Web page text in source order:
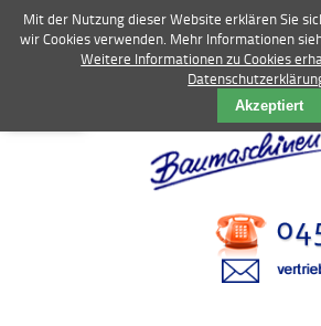
Bagger
Mit der Nutzung dieser Website erklären Sie
wir Cookies verwenden. Mehr Informationen
Weitere Informationen zu Cookies
Akzeptiert